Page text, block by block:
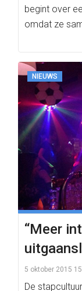
begint over
omdat ze
NIEUWS
“Meer
5 oktober 2015
De